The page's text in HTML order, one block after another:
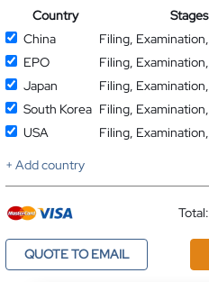
Country
Stages
China
Filing,
EPO
Filing,
Japan
Filing,
South Korea Filing,
USA
Filing,
+ Add country
Total:
QUOTE TO EMAIL